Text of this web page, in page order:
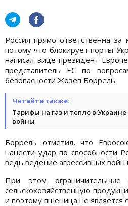
Россия прямо ответственна
потому что блокирует порты
написал вице-президент
представитель ЕС по
безопасности Жозеп Боррель.
Читайте также:
Тарифы на газ и тепло в
войны
Боррель отметил, что
нанести удар по способности
ведь ведение агрессивных войн
При этом
сельскохозяйственную
и поэтому пшеница не является